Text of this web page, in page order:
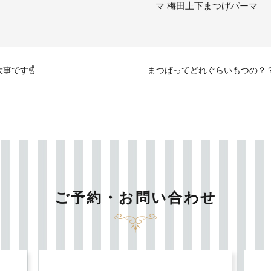
マ 梅田上下まつげパーマ
事です☝️ まつぱってどれぐらいもつの？
ご予約・お問い合わせ